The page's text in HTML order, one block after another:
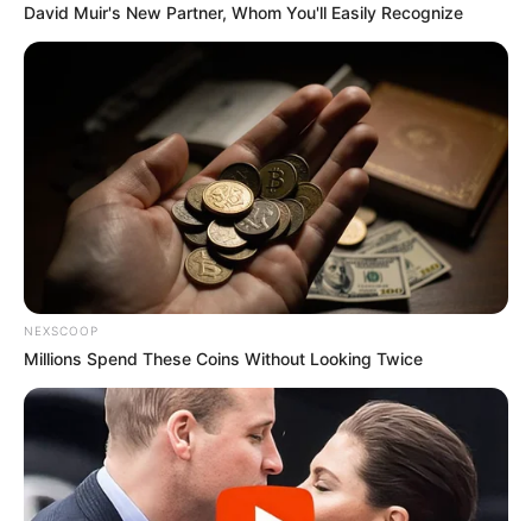
David Muir's New Partner, Whom You'll Easily Recognize
NEXSCOOP
Millions Spend These Coins Without Looking Twice